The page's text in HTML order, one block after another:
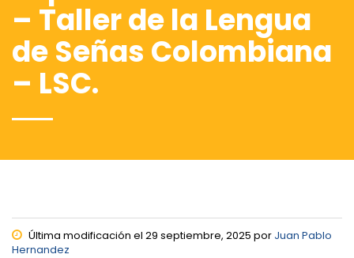
– Taller de la Lengua
de Señas Colombiana
– LSC.
Última modificación el 29 septiembre, 2025 por Juan Pablo
Hernandez